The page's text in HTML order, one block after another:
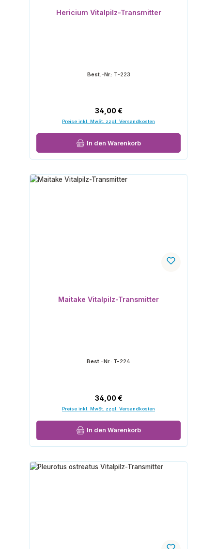
Hericium Vitalpilz-Transmitter
Best.-Nr.: T-223
Regulärer Preis:
34,00 €
Preise inkl. MwSt. zzgl. Versandkosten
In den Warenkorb
Maitake Vitalpilz-Transmitter
Best.-Nr.: T-224
Regulärer Preis:
34,00 €
Preise inkl. MwSt. zzgl. Versandkosten
In den Warenkorb